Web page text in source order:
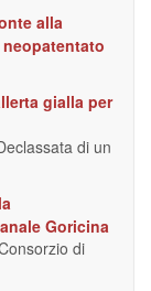
alla
gialla per
di un
Goricina
di